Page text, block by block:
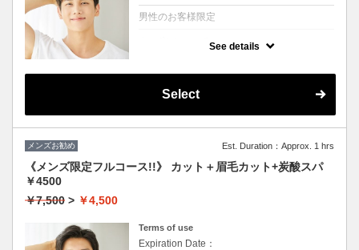
男性のお客様限定
かな印象になります！！
See details
Select
メンズお勧め Est. Duration：Approx. 1 hrs
《メンズ限定フルコース!!》 カット＋眉毛カット+炭酸スパ
￥4500
￥7,500 > ￥4,500
Terms of use
Expiration Date：